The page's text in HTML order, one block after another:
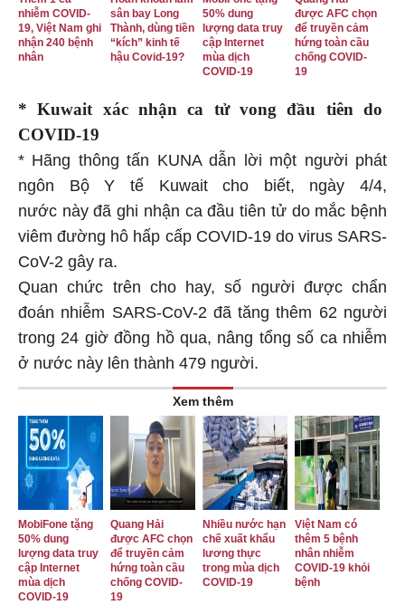
nhiễm COVID-
19, Việt Nam ghi
nhận 240 bệnh
nhân
sân bay Long
Thành, dùng tiền
“kích” kinh tế
hậu Covid-19?
50% dung
lượng data truy
cập Internet
mùa dịch
COVID-19
được AFC chọn
để truyền cảm
hứng toàn cầu
chống COVID-
19
* Kuwait xác nhận ca tử vong đầu tiên do
COVID-19
* Hãng thông tấn KUNA dẫn lời một người phát
ngôn Bộ Y tế Kuwait cho biết, ngày 4/4,
nước này đã ghi nhận ca đầu tiên tử do mắc bệnh
viêm đường hô hấp cấp COVID-19 do virus SARS-
CoV-2 gây ra.
Quan chức trên cho hay, số người được chẩn
đoán nhiễm SARS-CoV-2 đã tăng thêm 62 người
trong 24 giờ đồng hồ qua, nâng tổng số ca nhiễm
ở nước này lên thành 479 người.
Xem thêm
MobiFone tặng
50% dung
lượng data truy
cập Internet
mùa dịch
COVID-19
Quang Hải
được AFC chọn
để truyền cảm
hứng toàn cầu
chống COVID-
19
Nhiều nước hạn
chế xuất khẩu
lương thực
trong mùa dịch
COVID-19
Việt Nam có
thêm 5 bệnh
nhân nhiễm
COVID-19 khỏi
bệnh